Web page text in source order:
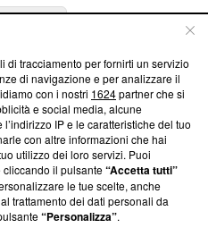
trasparenti su Blasting
e su come ci impegniamo a
la nostra aderenza a
Blasting News non è
ma ha richiesto di farne
effettuato una verifica di
di tracciamento per fornirti un servizio
di navigazione e per analizzare il
con i nostri 1624partner che si
e social media, alcune
IP e le caratteristiche del tuo
con altre informazioni che hai
utilizzo dei loro servizi. Puoi
cliccando il pulsante“Accetta tutti”
le tue scelte, anche
trattamento dei dati personali da
“Personalizza”.